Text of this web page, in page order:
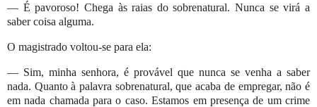
— É pavoroso! Chega às raias do sobrenatural. Nunca se virá a
saber coisa alguma.
O magistrado voltou-se para ela:
— Sim, minha senhora, é provável que nunca se venha a saber
nada. Quanto à palavra sobrenatural, que acaba de empregar, não é
em nada chamada para o caso. Estamos em presença de um crime